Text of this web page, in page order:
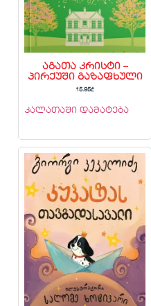
აგათა კრისტი –
პირქუში გაზაფხული
15.95₾
კალათაში დამატება